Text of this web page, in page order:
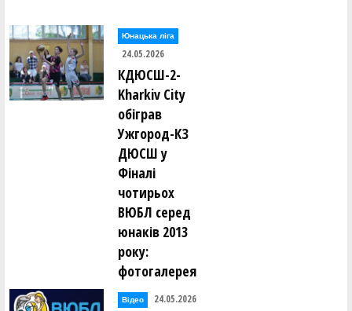
Юнацька ліга
24.05.2026
КДЮСШ-2-
Kharkiv City
обіграв
Ужгород-КЗ
ДЮСШ у
Фіналі
чотирьох
ВЮБЛ серед
юнаків 2013
року:
фотогалерея
Відео 24.05.2026